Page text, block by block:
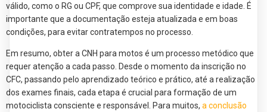
válido, como o RG ou CPF, que comprove sua identidade e idade. É
importante que a documentação esteja atualizada e em boas
condições, para evitar contratempos no processo.
Em resumo, obter a CNH para motos é um processo metódico que
requer atenção a cada passo. Desde o momento da inscrição no
CFC, passando pelo aprendizado teórico e prático, até a realização
dos exames finais, cada etapa é crucial para formação de um
motociclista consciente e responsável. Para muitos, a conclusão